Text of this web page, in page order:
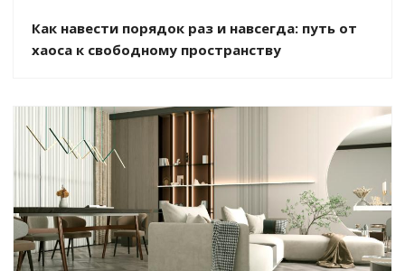
Как навести порядок раз и навсегда: путь от
хаоса к свободному пространству